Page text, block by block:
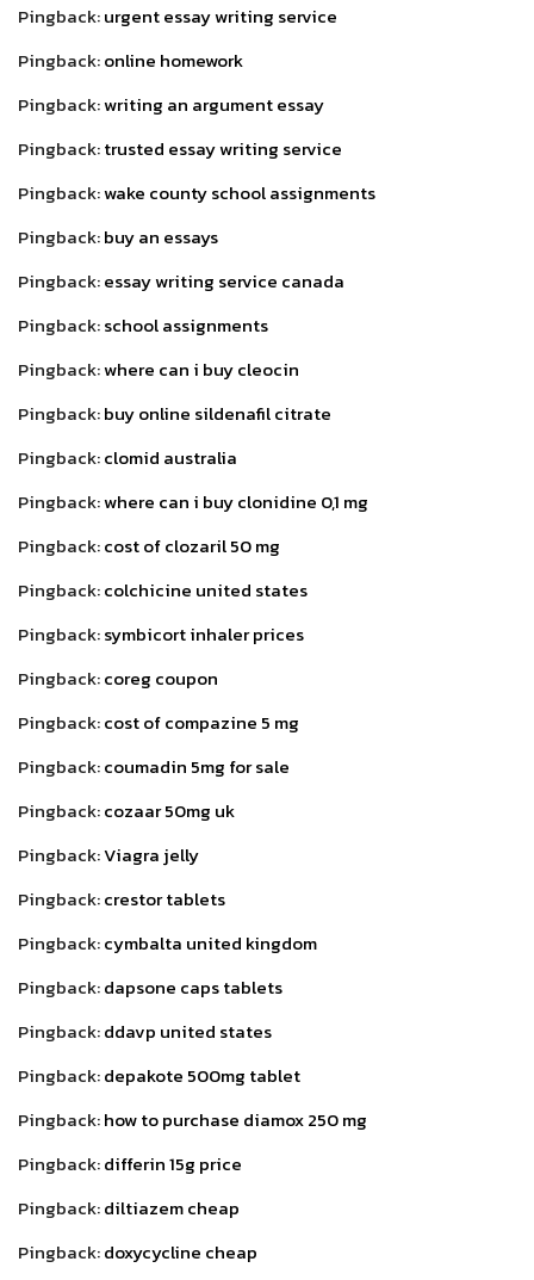
Pingback:urgent essay writing service
Pingback:online homework
Pingback:writing an argument essay
Pingback:trusted essay writing service
Pingback:wake county school assignments
Pingback:buy an essays
Pingback:essay writing service canada
Pingback:school assignments
Pingback:where can i buy cleocin
Pingback:buy online sildenafil citrate
Pingback:clomid australia
Pingback:where can i buy clonidine 0,1 mg
Pingback:cost of clozaril 50 mg
Pingback:colchicine united states
Pingback:symbicort inhaler prices
Pingback:coreg coupon
Pingback:cost of compazine 5 mg
Pingback:coumadin 5mg for sale
Pingback:cozaar 50mg uk
Pingback:Viagra jelly
Pingback:crestor tablets
Pingback:cymbalta united kingdom
Pingback:dapsone caps tablets
Pingback:ddavp united states
Pingback:depakote 500mg tablet
Pingback:how to purchase diamox 250 mg
Pingback:differin 15g price
Pingback:diltiazem cheap
Pingback:doxycycline cheap